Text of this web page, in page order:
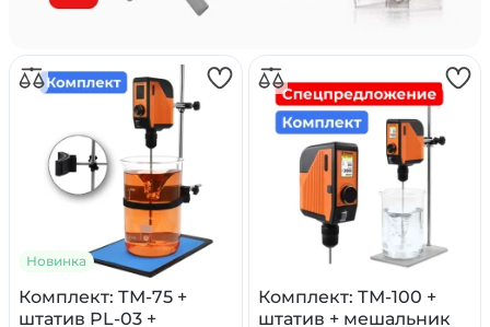
Новинка
Комплект: ТМ-75 +
штатив PL-03 +
Комплект: ТМ-100 +
штатив + мешальник